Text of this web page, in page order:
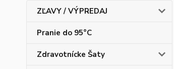
ZĽAVY / VÝPREDAJ
Pranie do 95°C
Zdravotnícke Šaty